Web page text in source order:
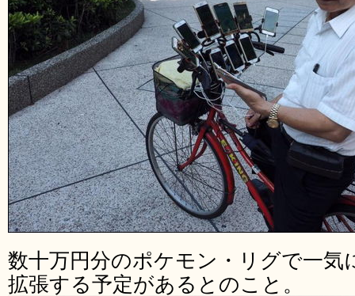
数十万円分のポケモン・リグで一気
拡張する予定があるとのこと。